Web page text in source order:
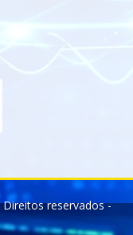
reservados -